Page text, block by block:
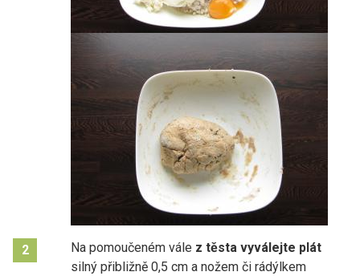
2 Na pomoučeném vále z těsta vyválejte plát
silný přibližně 0,5 cm a nožem či rádýlkem